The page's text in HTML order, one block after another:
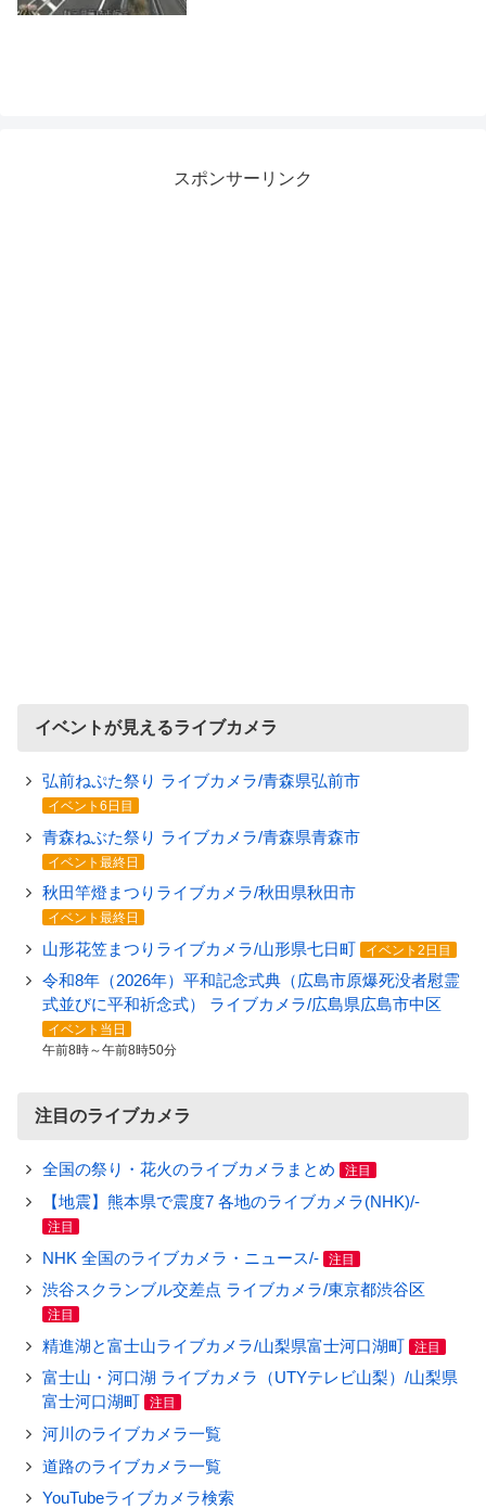
スポンサーリンク
イベントが見えるライブカメラ
弘前ねぷた祭り ライブカメラ/青森県弘前市
イベント6日目
青森ねぶた祭り ライブカメラ/青森県青森市
イベント最終日
秋田竿燈まつりライブカメラ/秋田県秋田市
イベント最終日
山形花笠まつりライブカメラ/山形県七日町 イベント2日目
令和8年（2026年）平和記念式典（広島市原爆死没者慰霊
式並びに平和祈念式） ライブカメラ/広島県広島市中区
イベント当日
午前8時～午前8時50分
注目のライブカメラ
全国の祭り・花火のライブカメラまとめ 注目
【地震】熊本県で震度7 各地のライブカメラ(NHK)/-
注目
NHK 全国のライブカメラ・ニュース/- 注目
渋谷スクランブル交差点 ライブカメラ/東京都渋谷区
注目
精進湖と富士山ライブカメラ/山梨県富士河口湖町 注目
富士山・河口湖 ライブカメラ（UTYテレビ山梨）/山梨県
富士河口湖町
注目
河川のライブカメラ一覧
道路のライブカメラ一覧
YouTubeライブカメラ検索